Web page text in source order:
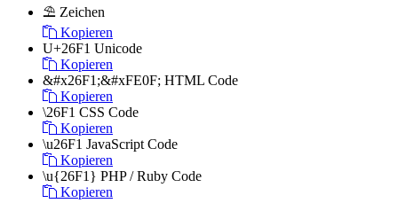
⛱️ Zeichen
Kopieren
U+26F1 Unicode
Kopieren
&#x26F1;&#xFE0F; HTML Code
Kopieren
\26F1 CSS Code
Kopieren
\u26F1 JavaScript Code
Kopieren
\u{26F1} PHP / Ruby Code
Kopieren